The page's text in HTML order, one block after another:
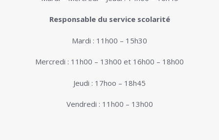
Responsable du service scolarité
Mardi : 11h00 – 15h30
Mercredi : 11h00 – 13h00 et 16h00 – 18h00
Jeudi : 17hoo – 18h45
Vendredi : 11h00 – 13h00